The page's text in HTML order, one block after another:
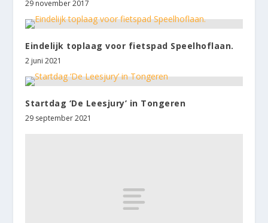
29 november 2017
Eindelijk toplaag voor fietspad Speelhoflaan.
2 juni 2021
Startdag ‘De Leesjury’ in Tongeren
29 september 2021